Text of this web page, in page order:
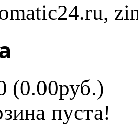
(0.00руб.)
пуста!